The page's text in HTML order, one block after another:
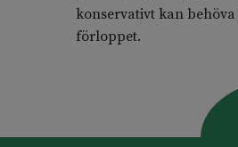
konservativt kan
förloppet.